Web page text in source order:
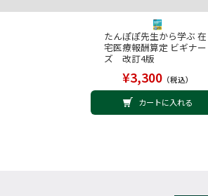
たんぽぽ先生から学ぶ 在
宅医療報酬算定 ビギナー
ズ 改訂4版
¥3,300（税込）
カートに入れる